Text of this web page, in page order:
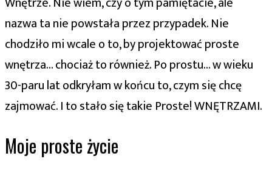
nazwa ta nie powstała przez przypadek. Nie
chodziło mi wcale o to, by projektować proste
wnętrza… chociaż to również. Po prostu… w wieku
30-paru lat odkryłam w końcu to, czym się chcę
zajmować. I to stało się takie Proste! WNĘTRZAMI.
Moje proste życie